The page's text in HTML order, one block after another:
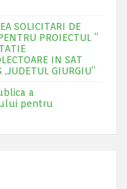
SOLICITARI DE
PROIECTUL ”
IN SAT
,JUDETUL GIURGIU”
a
pentru